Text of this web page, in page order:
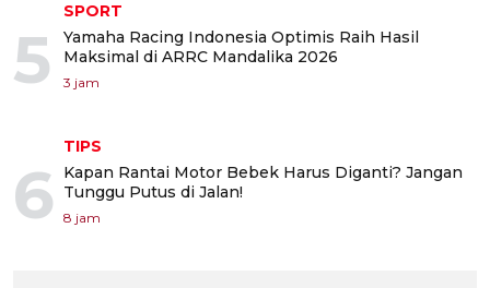
5
SPORT
Yamaha Racing Indonesia Optimis Raih Hasil
Maksimal di ARRC Mandalika 2026
3 jam
6
TIPS
Kapan Rantai Motor Bebek Harus Diganti? Jangan
Tunggu Putus di Jalan!
8 jam